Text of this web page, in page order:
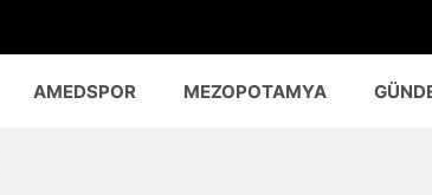
AMEDSPOR MEZOPOTAMYA